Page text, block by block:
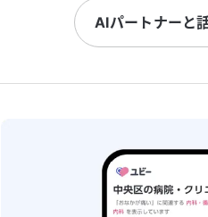
AIパートナーと